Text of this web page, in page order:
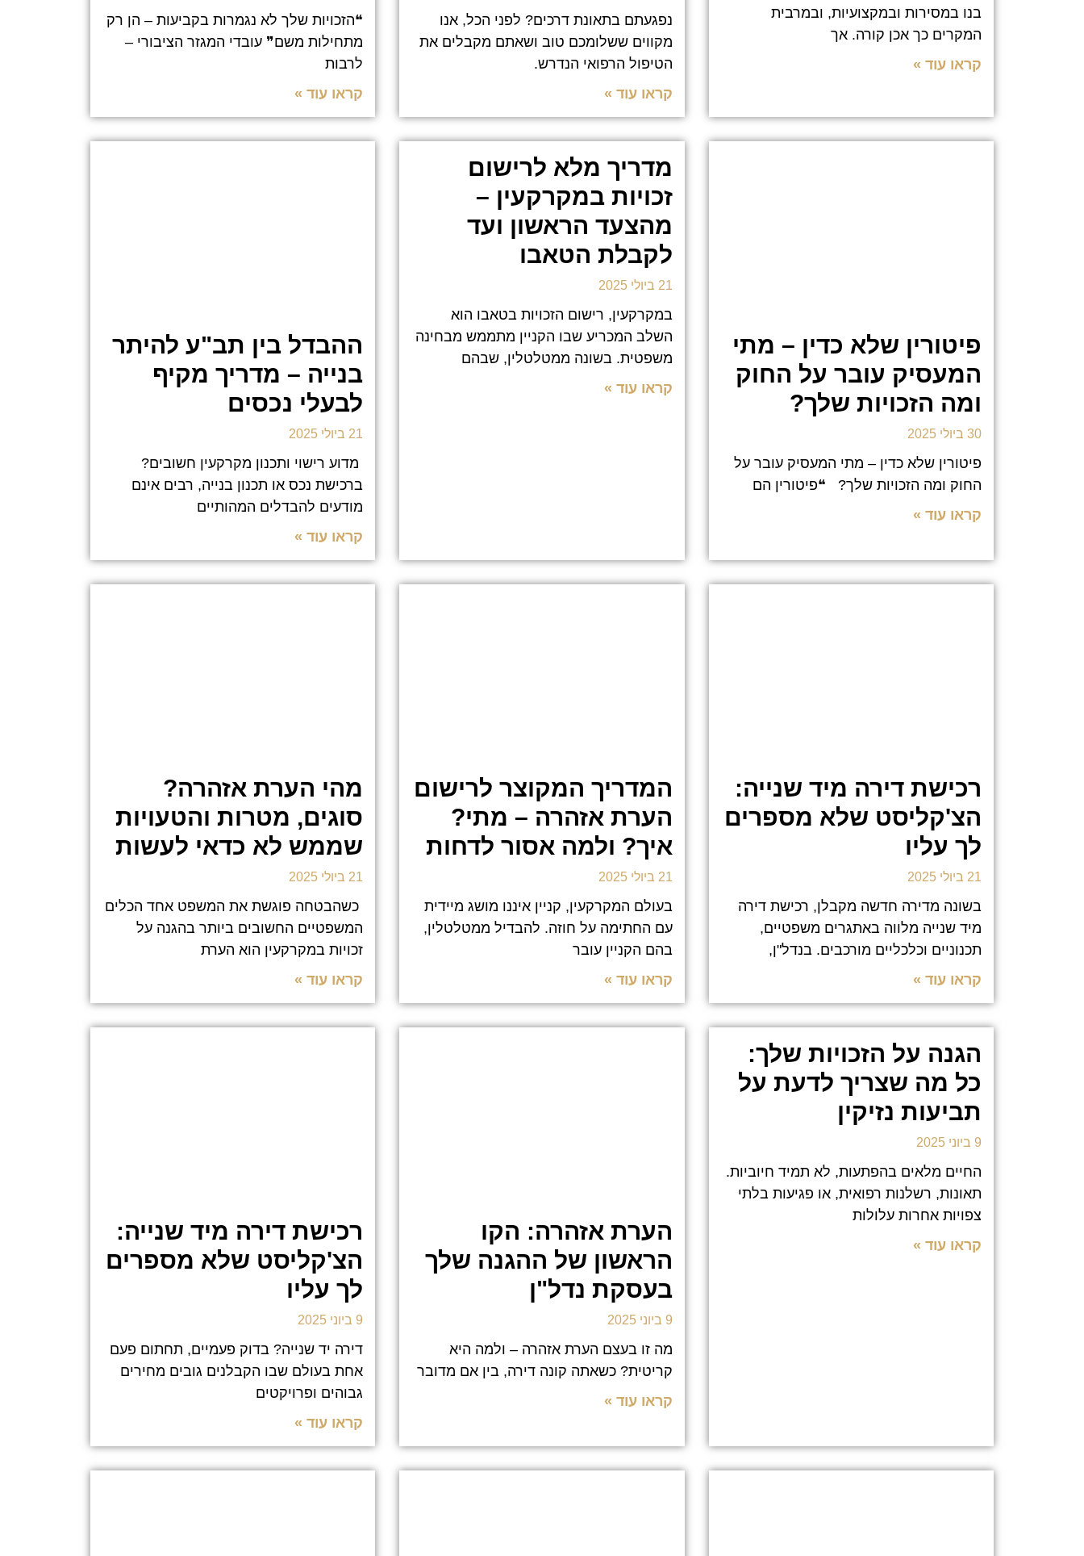
בנו במסירות ובמקצועיות, ובמרבית
המקרים כך אכן קורה. אך
קראו עוד »
נפגעתם בתאונת דרכים? לפני הכל, אנו
מקווים ששלומכם טוב ושאתם מקבלים את
הטיפול הרפואי הנדרש.
קראו עוד »
❝הזכויות שלך לא נגמרות בקביעות – הן רק
מתחילות משם❞ עובדי המגזר הציבורי –
לרבות
קראו עוד »
פיטורין שלא כדין – מתי
המעסיק עובר על החוק
ומה הזכויות שלך?
30 ביולי 2025
פיטורין שלא כדין – מתי המעסיק עובר על
החוק ומה הזכויות שלך? ❝פיטורין הם
קראו עוד »
מדריך מלא לרישום
זכויות במקרקעין –
מהצעד הראשון ועד
לקבלת הטאבו
21 ביולי 2025
במקרקעין, רישום הזכויות בטאבו הוא
השלב המכריע שבו הקניין מתממש מבחינה
משפטית. בשונה ממטלטלין, שבהם
קראו עוד »
ההבדל בין תב"ע להיתר
בנייה – מדריך מקיף
לבעלי נכסים
21 ביולי 2025
מדוע רישוי ותכנון מקרקעין חשובים?
ברכישת נכס או תכנון בנייה, רבים אינם
מודעים להבדלים המהותיים
קראו עוד »
רכישת דירה מיד שנייה:
הצ'קליסט שלא מספרים
לך עליו
21 ביולי 2025
בשונה מדירה חדשה מקבלן, רכישת דירה
מיד שנייה מלווה באתגרים משפטיים,
תכנוניים וכלכליים מורכבים. בנדל"ן,
קראו עוד »
המדריך המקוצר לרישום
הערת אזהרה – מתי?
איך? ולמה אסור לדחות
21 ביולי 2025
בעולם המקרקעין, קניין איננו מושג מיידית
עם החתימה על חוזה. להבדיל ממטלטלין,
בהם הקניין עובר
קראו עוד »
מהי הערת אזהרה?
סוגים, מטרות והטעויות
שממש לא כדאי לעשות
21 ביולי 2025
כשהבטחה פוגשת את המשפט אחד הכלים
המשפטיים החשובים ביותר בהגנה על
זכויות במקרקעין הוא הערת
קראו עוד »
הגנה על הזכויות שלך:
כל מה שצריך לדעת על
תביעות נזיקין
9 ביוני 2025
החיים מלאים בהפתעות, לא תמיד חיוביות.
תאונות, רשלנות רפואית, או פגיעות בלתי
צפויות אחרות עלולות
קראו עוד »
הערת אזהרה: הקו
הראשון של ההגנה שלך
בעסקת נדל"ן
9 ביוני 2025
מה זו בעצם הערת אזהרה – ולמה היא
קריטית? כשאתה קונה דירה, בין אם מדובר
קראו עוד »
רכישת דירה מיד שנייה:
הצ'קליסט שלא מספרים
לך עליו
9 ביוני 2025
דירה יד שנייה? בדוק פעמיים, תחתום פעם
אחת בעולם שבו הקבלנים גובים מחירים
גבוהים ופרויקטים
קראו עוד »